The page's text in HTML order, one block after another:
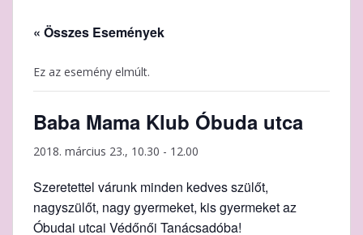
« Összes Események
Ez az esemény elmúlt.
Baba Mama Klub Óbuda utca
2018. március 23., 10.30 - 12.00
Szeretettel várunk minden kedves szülőt,
nagyszülőt, nagy gyermeket, kis gyermeket az
Óbudai utcai Védőnői Tanácsadóba!